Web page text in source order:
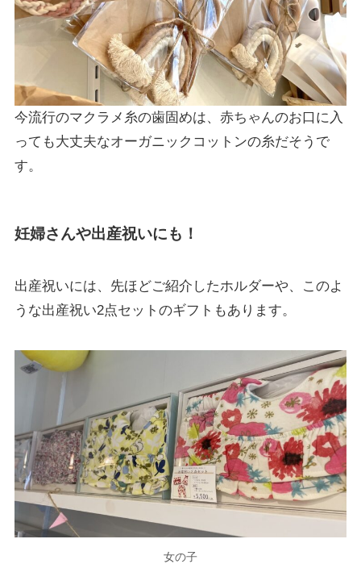
今流行のマクラメ糸の歯固めは、赤ちゃんのお口に入
っても大丈夫なオーガニックコットンの糸だそうで
す。
妊婦さんや出産祝いにも！
出産祝いには、先ほどご紹介したホルダーや、このよ
うな出産祝い2点セットのギフトもあります。
女の子